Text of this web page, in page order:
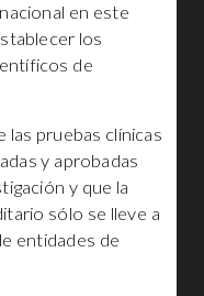
en este
los
de
las pruebas clínicas
y aprobadas
y que la
sólo se lleve a
entidades de